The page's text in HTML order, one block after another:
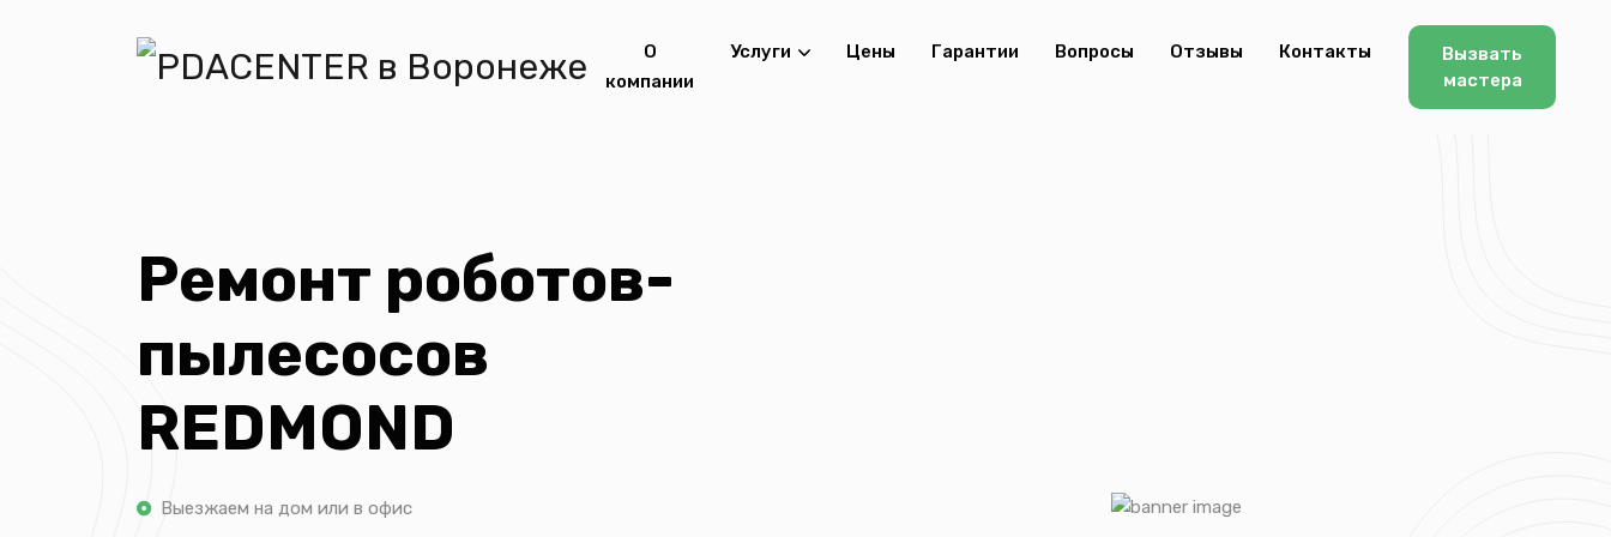
О
компании
Услуги Цены Гарантии Вопросы Отзывы Контакты
Вызвать
мастера
Ремонт роботов-
пылесосов
REDMOND
Выезжаем на дом или в офис